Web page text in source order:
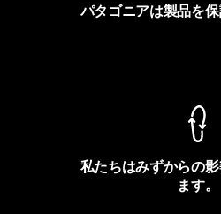
パタゴニアは製品を保
私たちはみずからの
ます。